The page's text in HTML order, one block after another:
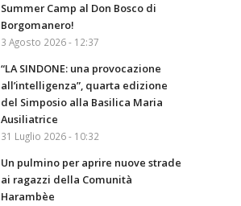
Summer Camp al Don Bosco di
Borgomanero!
3 Agosto 2026 - 12:37
“LA SINDONE: una provocazione
all’intelligenza”, quarta edizione
del Simposio alla Basilica Maria
Ausiliatrice
31 Luglio 2026 - 10:32
Un pulmino per aprire nuove strade
ai ragazzi della Comunità
Harambèe